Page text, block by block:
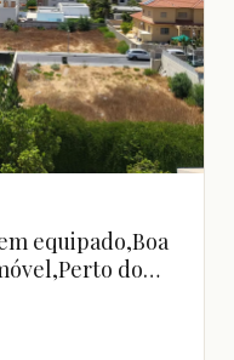
equipado,Boa
do